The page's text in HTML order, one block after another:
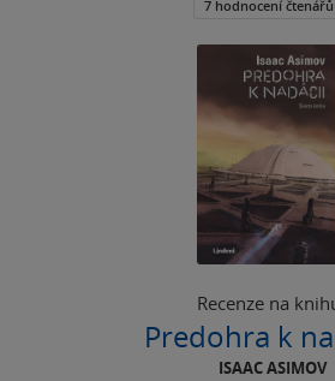
Recenze na
Predohra k
ISAAC ASIMOV
5
7 hodnocení čtenářů